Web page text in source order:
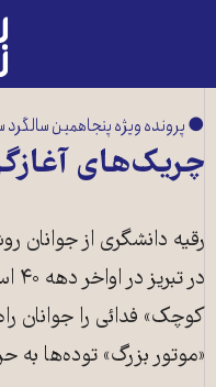
● پرونده ویژه پنجاهمین سالگرد
چریک‌های
رقیه دانشگری از
کوچک» فدائی را جوانان
«موتور بزرگ» توده‌ها به